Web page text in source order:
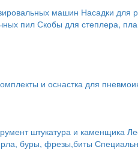
машин Насадки для
пил Скобы для степлера,
и оснастка для
штукатура и каменщика
буры, фрезы,биты